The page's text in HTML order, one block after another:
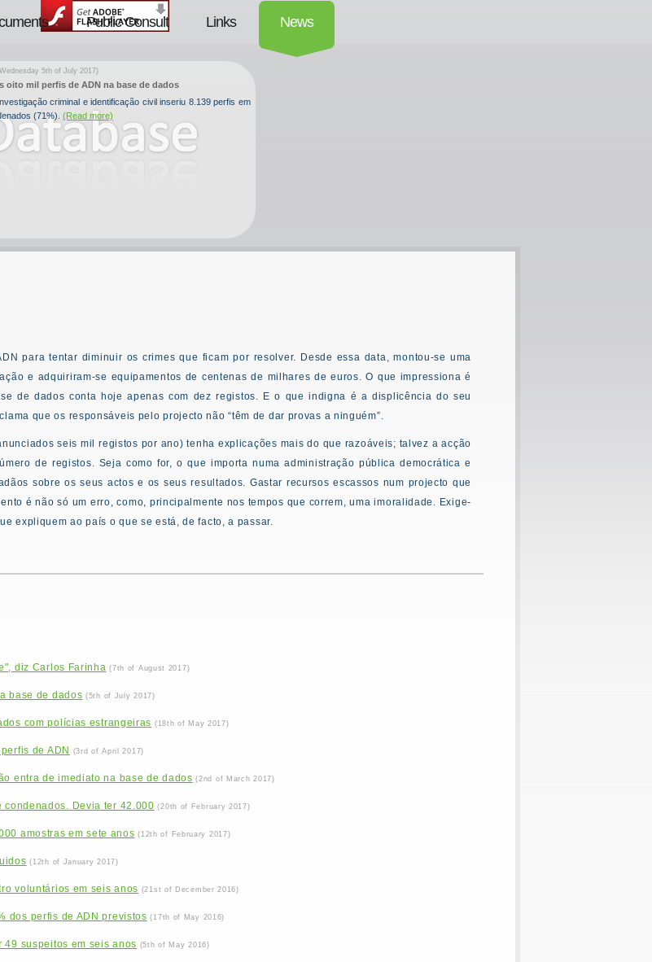
5th of July 2017)
oito mil perfis de ADN na base de dados
criminal e identificação civil inseriu 8.139 perfis em
(71%). (Read more)
Public Consult Links News
para tentar diminuir os crimes que ficam por resolver. Desde essa data, montou-se uma
e adquiriram-se equipamentos de centenas de milhares de euros. O que impressiona é
de dados conta hoje apenas com dez registos. E o que indigna é a displicência do seu
que os responsáveis pelo projecto não “têm de dar provas a ninguém”.
seis mil registos por ano) tenha explicações mais do que razoáveis; talvez a acção
de registos. Seja como for, o que importa numa administração pública democrática e
sobre os seus actos e os seus resultados. Gastar recursos escassos num projecto que
é não só um erro, como, principalmente nos tempos que correm, uma imoralidade. Exige-
expliquem ao país o que se está, de facto, a passar.
diz Carlos Farinha (7th of August 2017)
base de dados (5th of July 2017)
com polícias estrangeiras (18th of May 2017)
de ADN (3rd of April 2017)
entra de imediato na base de dados (2nd of March 2017)
condenados. Devia ter 42.000 (20th of February 2017)
amostras em sete anos (12th of February 2017)
(12th of January 2017)
voluntários em seis anos (21st of December 2016)
dos perfis de ADN previstos (17th of May 2016)
49 suspeitos em seis anos (5th of May 2016)